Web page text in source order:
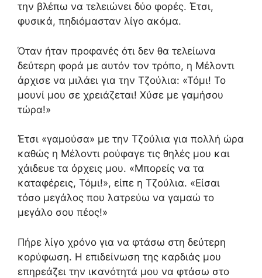
την βλέπω να τελειώνει δύο φορές. Έτσι,
φυσικά, πηδιόμασταν λίγο ακόμα.
Όταν ήταν προφανές ότι δεν θα τελείωνα
δεύτερη φορά με αυτόν τον τρόπο, η Μέλοντι
άρχισε να μιλάει για την Τζούλια: «Τόμι! Το
μουνί μου σε χρειάζεται! Χύσε με γαμήσου
τώρα!»
Έτσι «γαμούσα» με την Τζούλια για πολλή ώρα
καθώς η Μέλοντι ρούφαγε τις θηλές μου και
χάιδευε τα όρχεις μου. «Μπορείς να τα
καταφέρεις, Τόμι!», είπε η Τζούλια. «Είσαι
τόσο μεγάλος που λατρεύω να γαμαώ το
μεγάλο σου πέος!»
Πήρε λίγο χρόνο για να φτάσω στη δεύτερη
κορύφωση. Η επιδείνωση της καρδιάς μου
επηρεάζει την ικανότητά μου να φτάσω στο